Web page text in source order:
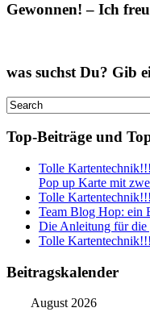
Gewonnen! – Ich
was suchst Du? Gib
Top-Beiträge und
Tolle
Pop up Karte mit
Tolle
Team Blog Hop: ein
Die Anleitung für die
Tolle
Beitragskalender
August 2026